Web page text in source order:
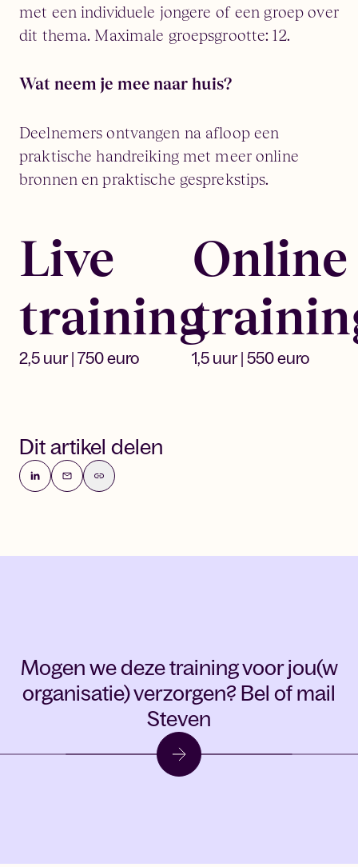
met een individuele jongere of een groep over
dit thema. Maximale groepsgrootte: 12.
Wat neem je mee naar huis?
Deelnemers ontvangen na afloop een
praktische handreiking met meer online
bronnen en praktische gesprekstips.
Live
training
2,5 uur | 750 euro
Online
1,5 uur | 550 euro
Dit artikel delen
Mogen we deze training voor jou(w
organisatie) verzorgen? Bel of mail
Steven